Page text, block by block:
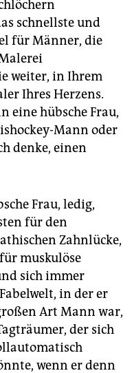
schnellste und
für Männer, die
weiter, in Ihrem
Ihres Herzens.
eine hübsche Frau,
Mann oder
denke, einen
Frau, ledig,
für den
Zahnlücke,
muskulöse
sich immer
in der er
Art Mann war,
der sich
wenn er denn